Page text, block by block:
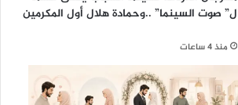
ل” صوت السينما” ..وحمادة هلال أول المكرمين
منذ 4 ساعات